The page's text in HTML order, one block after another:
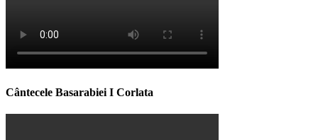
Cântecele Basarabiei I Corlata